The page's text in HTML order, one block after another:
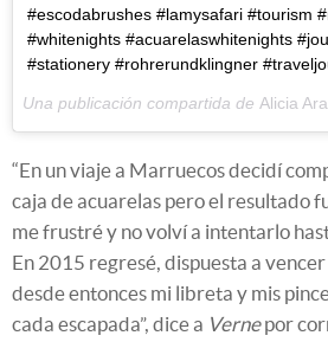
#escodabrushes #lamysafari #tourism
#whitenights #acuarelaswhitenights
#stationery #rohrerundklingner
Una publicación compartida de Alicia
“En un viaje a Marruecos decidí
caja de acuarelas pero el resultado
me frustré y no volví a intentarlo
En 2015 regresé, dispuesta a
desde entonces mi libreta y mis
cada escapada”, dice a Vernepor